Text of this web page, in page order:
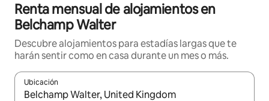
Renta mensual de alojamientos en
Belchamp Walter
Descubre alojamientos para estadías largas que te
harán sentir como en casa durante un mes o más.
Ubicación
Cuando los resultados estén disponibles, navega con las